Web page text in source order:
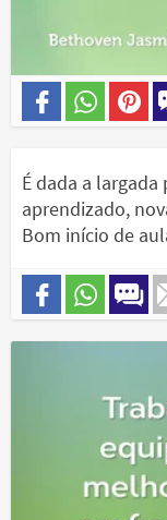
É dada a
aprendizado,
Bom início de